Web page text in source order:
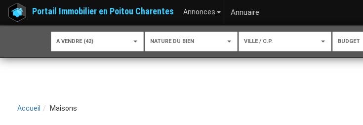
Portail Immobilier en Poitou Charentes Annonces Annuaire
A VENDRE (42) NATURE DU BIEN VILLE / C.P. BUDGET
Accueil Maisons